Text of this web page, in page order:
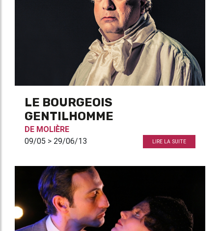
LE BOURGEOIS
GENTILHOMME
DE MOLIÈRE
09/05 > 29/06/13
LIRE LA SUITE